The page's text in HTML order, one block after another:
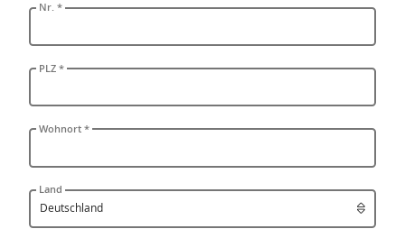
Nr. *
PLZ *
Wohnort *
Land